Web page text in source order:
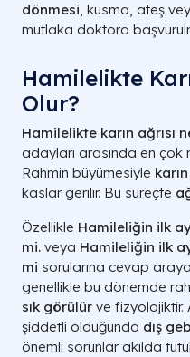
dönmesi, kusma, ateş
mutlaka doktora
Hamilelikte
Olur?
Hamilelikte karın ağrısı
adayları arasında en çok
Rahmin büyümesiyle
kaslar gerilir. Bu süreçte
Özellikle Hamileliğin ilk
mi. veya Hamileliğin ilk
mi sorularına cevap
genellikle bu dönemde
sık görülür ve fizyolojiktir.
şiddetli olduğunda dış
önemli sorunlar akılda